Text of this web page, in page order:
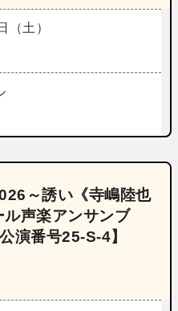
（土）
～誘い《寺嶋陸也
ル声楽アンサンブ
演番号25‐S‐4】